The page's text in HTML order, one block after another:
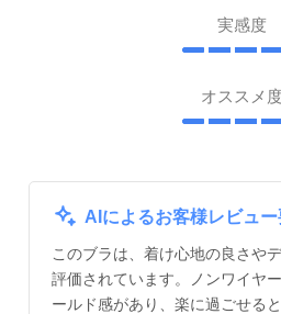
実感度
オススメ
AIによるお客様レビュ
このブラは、着け心地の良さや
評価されています。ノンワイヤ
ールド感があり、楽に過ごせる